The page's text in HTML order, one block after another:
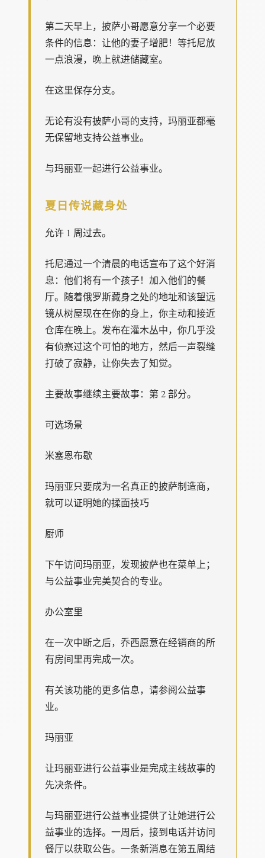
第二天早上，披萨小哥愿意分享一个必要
条件的信息：让他的妻子增肥！等托尼放
一点浪漫，晚上就进储藏室。
在这里保存分支。
无论有没有披萨小哥的支持，玛丽亚都毫
无保留地支持公益事业。
与玛丽亚一起进行公益事业。
夏日传说藏身处
允许 1 周过去。
托尼通过一个清晨的电话宣布了这个好消
息：他们将有一个孩子！加入他们的餐
厅。随着俄罗斯藏身之处的地址和该望远
镜从树屋现在在你的身上，你主动和接近
仓库在晚上。发布在灌木丛中，你几乎没
有侦察过这个可怕的地方，然后一声裂缝
打破了寂静，让你失去了知觉。
主要故事继续主要故事：第 2 部分。
可选场景
米塞恩布歇
玛丽亚只要成为一名真正的披萨制造商，
就可以证明她的揉面技巧
厨师
下午访问玛丽亚，发现披萨也在菜单上；
与公益事业完美契合的专业。
办公室里
在一次中断之后，乔西愿意在经销商的所
有房间里再完成一次。
有关该功能的更多信息，请参阅公益事
业。
玛丽亚
让玛丽亚进行公益事业是完成主线故事的
先决条件。
与玛丽亚进行公益事业提供了让她进行公
益事业的选择。一周后，接到电话并访问
餐厅以获取公告。一条新消息在第五周结